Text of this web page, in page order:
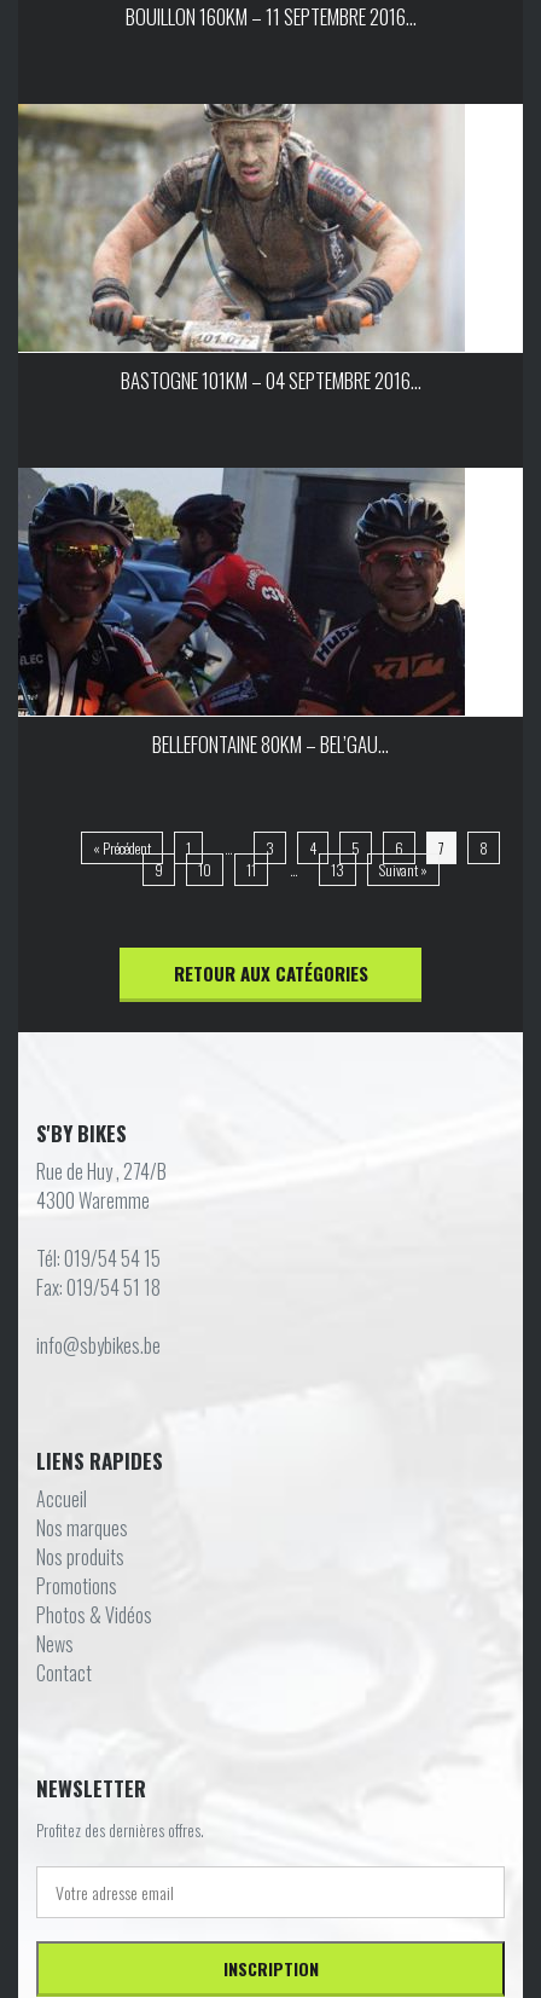
BOUILLON 160KM – 11 SEPTEMBRE 2016...
BASTOGNE 101KM – 04 SEPTEMBRE 2016...
BELLEFONTAINE 80KM – BEL’GAU...
« Précédent 1 … 3 4 5 6 7
8
9
10 11 … 13 Suivant »
RETOUR AUX CATÉGORIES
S'BY BIKES
Rue de Huy , 274/B
4300 Waremme
Tél: 019/54 54 15
Fax: 019/54 51 18
info@sbybikes.be
LIENS RAPIDES
Accueil
Nos marques
Nos produits
Promotions
Photos & Vidéos
News
Contact
NEWSLETTER
Profitez des dernières offres.